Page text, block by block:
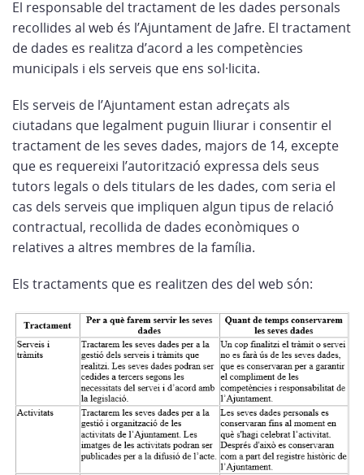
El responsable del tractament de les dades personals
recollides al web és l’Ajuntament de Jafre. El tractament
de dades es realitza d’acord a les competències
municipals i els serveis que ens sol·licita.
Els serveis de l’Ajuntament estan adreçats als
ciutadans que legalment puguin lliurar i consentir el
tractament de les seves dades, majors de 14, excepte
que es requereixi l’autorització expressa dels seus
tutors legals o dels titulars de les dades, com seria el
cas dels serveis que impliquen algun tipus de relació
contractual, recollida de dades econòmiques o
relatives a altres membres de la família.
Els tractaments que es realitzen des del web són: